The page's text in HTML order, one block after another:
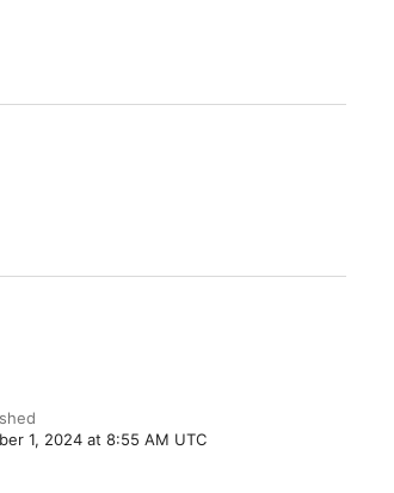
1, 2024 at 8:55 AM UTC